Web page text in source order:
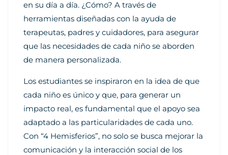
en su día a día. ¿Cómo? A través de
herramientas diseñadas con la ayuda de
terapeutas, padres y cuidadores, para asegurar
que las necesidades de cada niño se aborden
de manera personalizada.
Los estudiantes se inspiraron en la idea de que
cada niño es único y que, para generar un
impacto real, es fundamental que el apoyo sea
adaptado a las particularidades de cada uno.
Con “4 Hemisferios”, no solo se busca mejorar la
comunicación y la interacción social de los